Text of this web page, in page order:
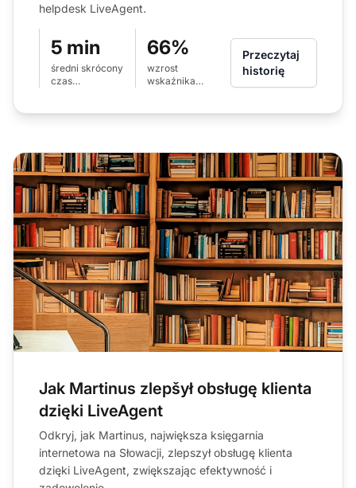
helpdesk LiveAgent.
5 min
średni skrócony
czas
66%
wzrost
wskaźnika
Przeczytaj
historię
Jak Martinus zlepšył obsługę klienta
dzięki LiveAgent
Odkryj, jak Martinus, największa księgarnia
internetowa na Słowacji, zlepszył obsługę klienta
dzięki LiveAgent, zwiększając efektywność i